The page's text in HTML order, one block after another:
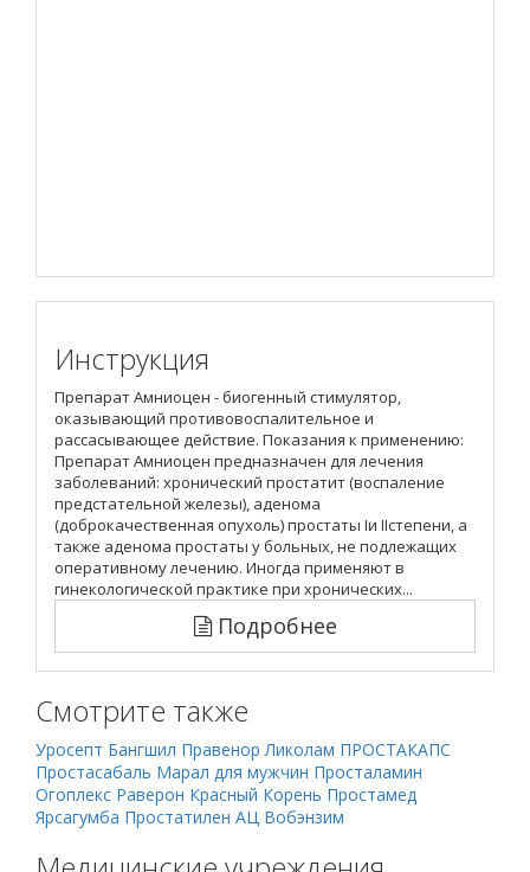
Инструкция
Препарат Амниоцен - биогенный стимулятор,
оказывающий противовоспалительное и
рассасывающее действие. Показания к применению:
Препарат Амниоцен предназначен для лечения
заболеваний: хронический простатит (воспаление
предстательной железы), аденома
(доброкачественная опухоль) простаты Iи IIстепени, а
также аденома простаты у больных, не подлежащих
оперативному лечению. Иногда применяют в
гинекологической практике при хронических...
Подробнее
Смотрите также
Уросепт Бангшил Правенор Ликолам ПРОСТАКАПС
Простасабаль Марал для мужчин Просталамин
Огоплекс Раверон Красный Корень Простамед
Ярсагумба Простатилен АЦ Вобэнзим